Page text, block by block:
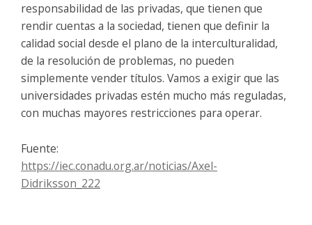
responsabilidad de las privadas, que tienen que
rendir cuentas a la sociedad, tienen que definir la
calidad social desde el plano de la interculturalidad,
de la resolución de problemas, no pueden
simplemente vender títulos. Vamos a exigir que las
universidades privadas estén mucho más reguladas,
con muchas mayores restricciones para operar.
Fuente:
https://iec.conadu.org.ar/noticias/Axel-
Didriksson_222